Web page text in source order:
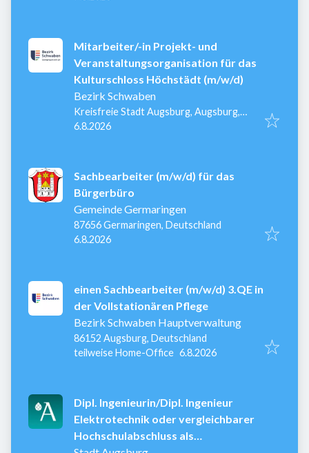
Mitarbeiter/-in Projekt- und
Veranstaltungsorganisation für das
Kulturschloss Höchstädt (m/w/d)
Bezirk Schwaben
Kreisfreie Stadt Augsburg, Augsburg,
Deutschland
Veröffentlicht
6.8.2026
Sachbearbeiter (m/w/d) für das
Bürgerbüro
Gemeinde Germaringen
87656 Germaringen, Deutschland
Veröffentlicht
6.8.2026
einen Sachbearbeiter (m/w/d) 3.QE in
der Vollstationären Pflege
Bezirk Schwaben Hauptverwaltung
86152 Augsburg, Deutschland
teilweise Home-Office Veröffentlicht
6.8.2026
Dipl. Ingenieurin/Dipl. Ingenieur
Elektrotechnik oder vergleichbarer
Hochschulabschluss als